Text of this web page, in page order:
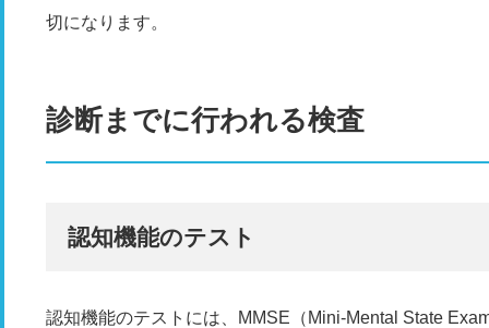
切になります。
診断までに行われる検査
認知機能のテスト
認知機能のテストには、MMSE（Mini-Mental State